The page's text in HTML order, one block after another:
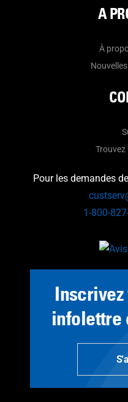
A
À
Pour les demandes
1-800-
infolettre